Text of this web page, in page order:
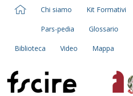
Chi siamo Kit Formativi
Pars-pedia Glossario
Biblioteca Video Mappa